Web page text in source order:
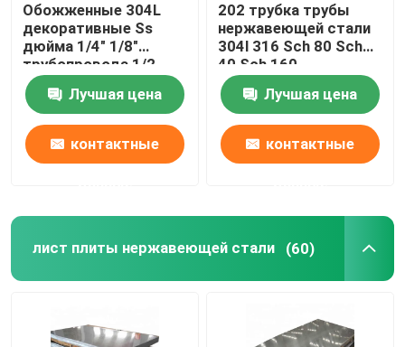
Трубки легированной стали
Катушка легированной стали
Гальванизированная стальная катушка
Гальванизированная стальная пластина
Катушка PPGI стальная
Обожженные 304L
декоративные Ss
дюйма 1/4" 1/8"
трубопровода 1/2
нержавеющей стали
201 304 пускают круг
по трубам
Лучшая цена
контактные
202 трубка трубы
нержавеющей стали
304l 316 Sch 80 Sch
40 Sch 160
отполированная
Лучшая цена
контактные
лист плиты нержавеющей стали (60)